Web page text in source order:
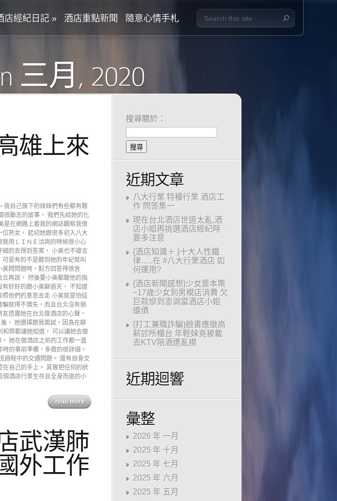
店經紀日記» 酒店重點新聞 隨意心情手札
三月, 2020
雄上來
我自己旗下的妹妹們有些都有聽
很勵志的故事， 我們先給她的化
是在網路上看我的網誌觀察我很
熟女， 起初她跟很多初入八大
我用ＬＩＮＥ洽詢的時候很小心
的去得到答案， 小美也不諱言
是有的不是聽到她的年紀就叫
問問題時，對方回答得很含
再說， 然後要小美都聽他的指
好好的跟小美聊過天， 不知道
他們的意思去走 小美就是怕這
就得不償失，而且台北沒有朋
透露她在台北做酒店的心聲，
， 她選擇跟我面試，因為在聊
和弊都讓她知道， 可以讓她去做
她在做酒店之前的工作都一直
的事前準備，多做的很詳細。
過程中的交通問題。 還有自身交
自己的手上。 其實把任何的狀
個酒店行業生存且全身而退的小
read more
武漢肺
外工作
搜尋關於：
近期文章
八大行業 特種行業 酒店工
作 問答集一
現在台北酒店世道太亂,酒
店小姐再挑選酒店經紀時
要多注意
{酒店知識＋ }十大人性鐵
律…..在 #八大行業酒店 如
何運用?
{酒店新聞感想}少女簽本票
~17歲少女到男模店消費 欠
巨款慘到澎湖當酒店小姐
還債
{打工兼職詐騙}臉書應徵高
薪診所櫃台 年輕妹竟被載
去KTV陪酒遭亂摸
近期迴響
彙整
2026 年 一月
2025 年 十月
2025 年 七月
2025 年 六月
2025 年 五月